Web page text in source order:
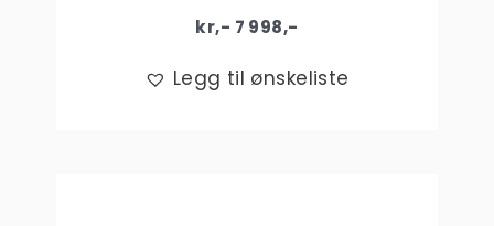
kr,- 7 998,-
Legg til ønskeliste